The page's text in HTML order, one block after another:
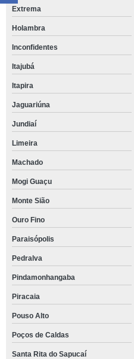
Extrema
Holambra
Inconfidentes
Itajubá
Itapira
Jaguariúna
Jundiaí
Limeira
Machado
Mogi Guaçu
Monte Sião
Ouro Fino
Paraisópolis
Pedralva
Pindamonhangaba
Piracaia
Pouso Alto
Poços de Caldas
Santa Rita do Sapucaí